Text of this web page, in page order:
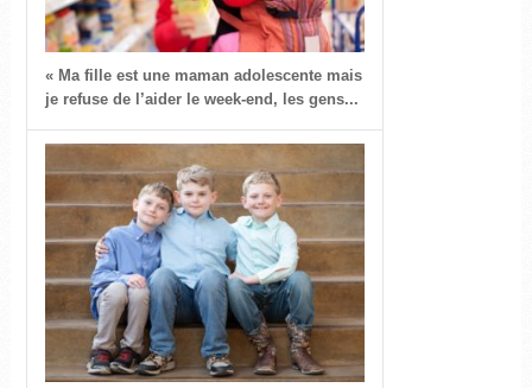
« Ma fille est une maman adolescente mais
je refuse de l’aider le week-end, les gens...